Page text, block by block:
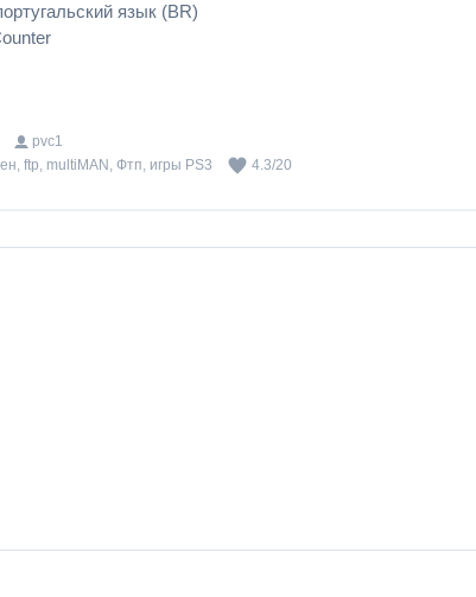
язык (BR)
pvc1
, ftp, multiMAN , Фтп, игры PS3 4.3/20